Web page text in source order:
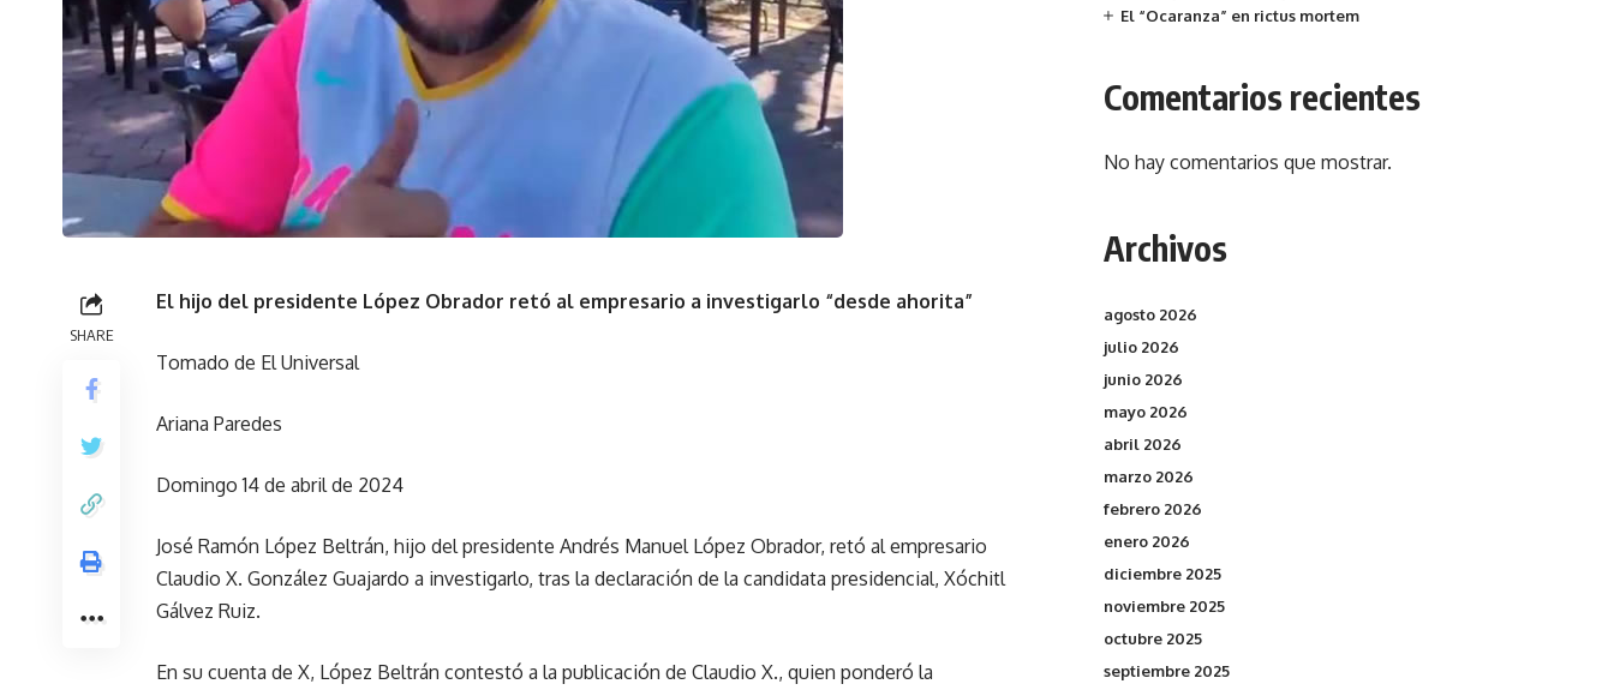
SHARE
El hijo del presidente López Obrador retó al empresario a investigarlo “desde ahorita”
Tomado de El Universal
Ariana Paredes
Domingo 14 de abril de 2024
José Ramón López Beltrán, hijo del presidente Andrés Manuel López Obrador, retó al empresario
Claudio X. González Guajardo a investigarlo, tras la declaración de la candidata presidencial, Xóchitl
Gálvez Ruiz.
En su cuenta de X, López Beltrán contestó a la publicación de Claudio X., quien ponderó la
El “Ocaranza” en rictus mortem
Comentarios recientes
No hay comentarios que mostrar.
Archivos
agosto 2026
julio 2026
junio 2026
mayo 2026
abril 2026
marzo 2026
febrero 2026
enero 2026
diciembre 2025
noviembre 2025
octubre 2025
septiembre 2025